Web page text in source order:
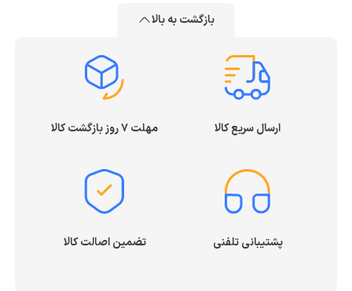
بازگشت به بالا
ارسال سریع کالا مهلت ۷ روز بازگشت کالا
پشتیبانی تلفنی تضمین اصالت کالا